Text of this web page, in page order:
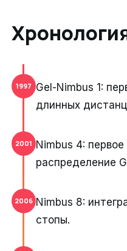
1997 Gel-Nimbus 1:
длинных
2001 Nimbus 4:
распределение
2006 Nimbus 8:
стопы.